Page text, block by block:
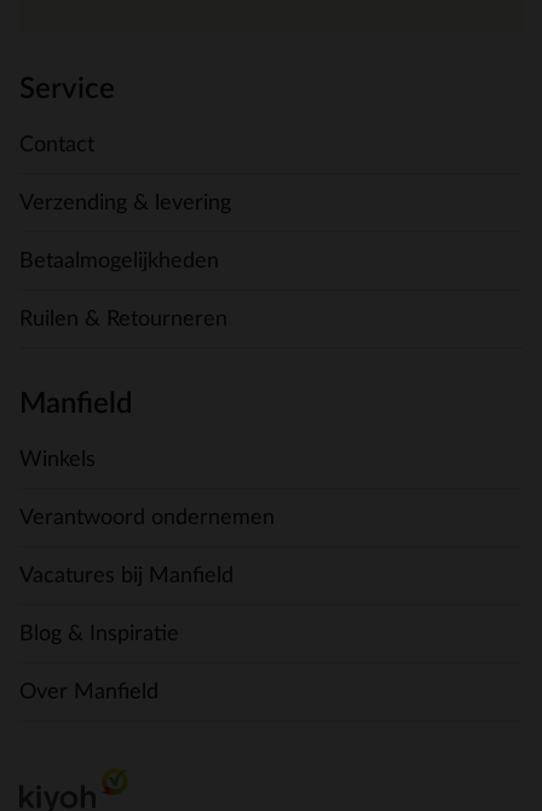
Service
Contact
Verzending & levering
Betaalmogelijkheden
Ruilen & Retourneren
Manfield
Winkels
Verantwoord ondernemen
Vacatures bij Manfield
Blog & Inspiratie
Over Manfield